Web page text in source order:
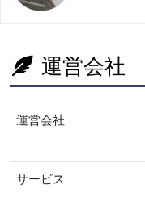
運営会社
運営会社
サービス